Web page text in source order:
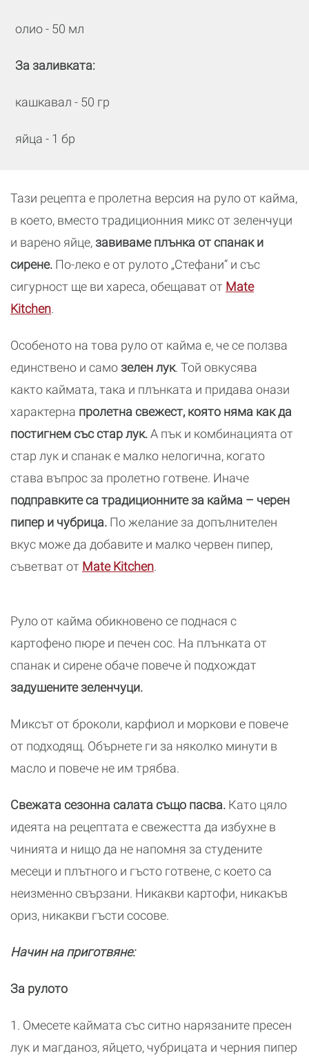
олио - 50 мл
За заливката:
кашкавал - 50 гр
яйца - 1 бр
Тази рецепта е пролетна версия на руло от кайма,
в което, вместо традиционния микс от зеленчуци
и варено яйце, завиваме плънка от спанак и
сирене. По-леко е от рулото „Стефани“ и със
сигурност ще ви хареса, обещават от Mate
Kitchen.
Особеното на това руло от кайма е, че се ползва
единствено и само зелен лук. Той овкусява
както каймата, така и плънката и придава онази
характерна пролетна свежест, която няма как да
постигнем със стар лук.А пък и комбинацията от
стар лук и спанак е малко нелогична, когато
става въпрос за пролетно готвене. Иначе
подправките са традиционните за кайма – черен
пипер и чубрица. По желание за допълнителен
вкус може да добавите и малко червен пипер,
съветват от Mate Kitchen.
Руло от кайма обикновено се поднася с
картофено пюре и печен сос. На плънката от
спанак и сирене обаче повече ѝ подхождат
задушените зеленчуци.
Миксът от броколи, карфиол и моркови е повече
от подходящ. Обърнете ги за няколко минути в
масло и повече не им трябва.
Свежата сезонна салата също пасва. Като цяло
идеята на рецептата е свежестта да избухне в
чинията и нищо да не напомня за студените
месеци и плътного и гъсто готвене, с което са
неизменно свързани. Никакви картофи, никакъв
ориз, никакви гъсти сосове.
Начин на приготвяне:
За рулото
1. Омесете каймата със ситно нарязаните пресен
лук и магданоз, яйцето, чубрицата и черния пипер